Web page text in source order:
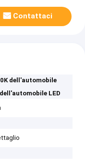
Contattaci
dell'automobile
LED